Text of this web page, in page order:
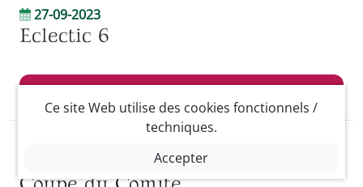
27-09-2023
Eclectic 6
Ce site Web utilise des cookies fonctionnels /
techniques.
Accepter